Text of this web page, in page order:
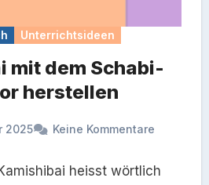
Unterrichtsideen
mit dem Schabi-
herstellen
2025 Keine Kommentare
heisst wörtlich